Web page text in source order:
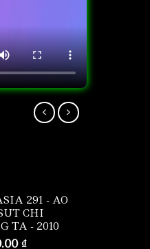
291 - AO
CHI
TA - 2010
₫